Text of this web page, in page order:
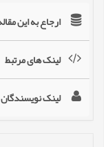
ارجاع به این مقاله
لینک های مرتبط
لینک نویسندگان